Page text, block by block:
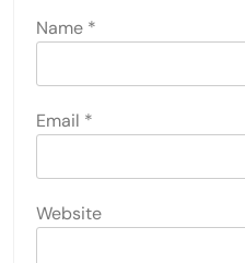
Name *
Email *
Website